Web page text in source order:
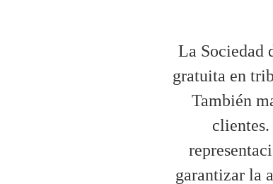
La Sociedad
gratuita en
También
clientes.
garantizar la